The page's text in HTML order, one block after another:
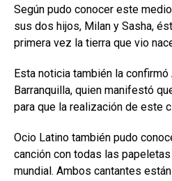
Según pudo conocer este
sus dos hijos, Milan y Sasha,
primera vez la tierra que vio
Esta noticia también la confirmó
Barranquilla, quien manifestó
para que la realización de este
Ocio Latino también pudo
canción con todas las
mundial. Ambos cantantes